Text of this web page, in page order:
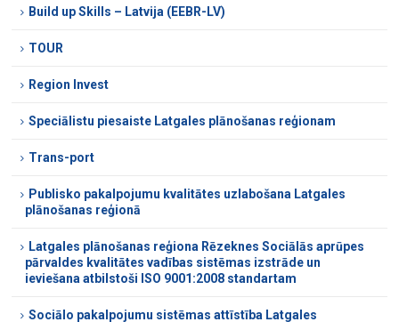
Build up Skills – Latvija (EEBR-LV)
TOUR
Region Invest
Speciālistu piesaiste Latgales plānošanas reģionam
Trans-port
Publisko pakalpojumu kvalitātes uzlabošana Latgales
plānošanas reģionā
Latgales plānošanas reģiona Rēzeknes Sociālās aprūpes
pārvaldes kvalitātes vadības sistēmas izstrāde un
ieviešana atbilstoši ISO 9001:2008 standartam
Sociālo pakalpojumu sistēmas attīstība Latgales